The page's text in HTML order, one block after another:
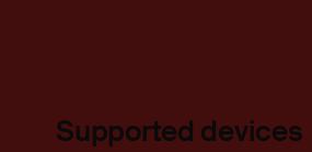
Supported devices